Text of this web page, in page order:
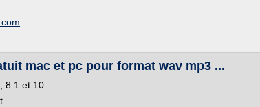
mac et pc pour format wav mp3 ...
8.1 et 10